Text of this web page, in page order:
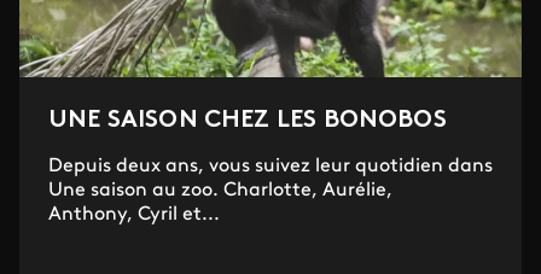
UNE SAISON CHEZ LES BONOBOS
Depuis deux ans, vous suivez leur quotidien dans
Une saison au zoo. Charlotte, Aurélie,
Anthony, Cyril et...